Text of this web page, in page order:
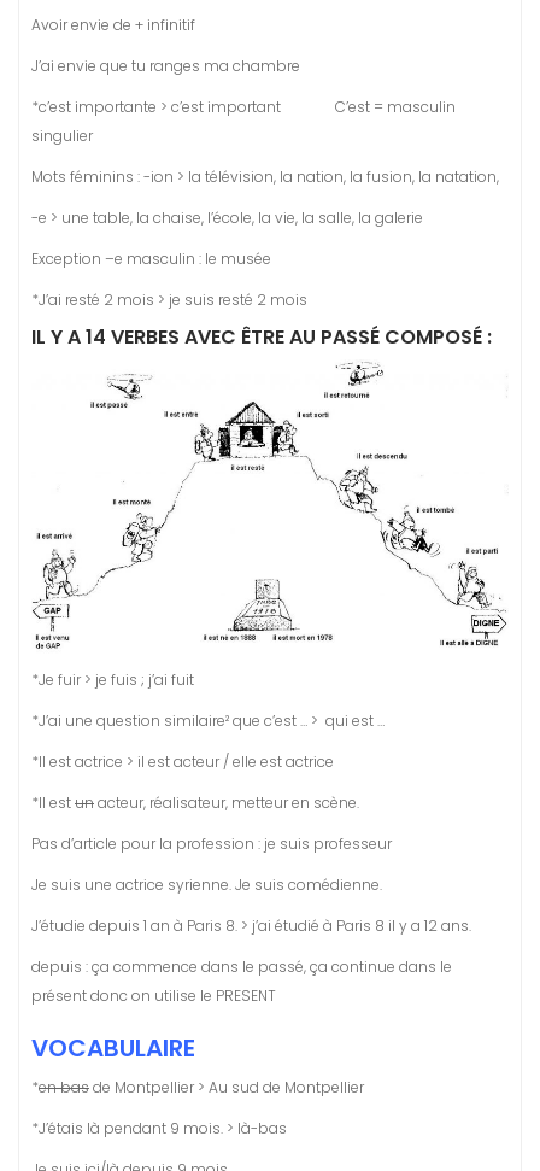
Avoir envie de + infinitif
J’ai envie que tu ranges ma chambre
*c’est importante > c’est important C’est = masculin
singulier
Mots féminins : -ion > la télévision, la nation, la fusion, la natation,
-e > une table, la chaise, l’école, la vie, la salle, la galerie
Exception –e masculin : le musée
*J’ai resté 2 mois > je suis resté 2 mois
IL Y A 14 VERBES AVEC ÊTRE AU PASSÉ COMPOSÉ :
*Je fuir > je fuis ; j’ai fuit
*J’ai une question similaire² que c’est … > qui est …
*Il est actrice > il est acteur / elle est actrice
*Il estunacteur, réalisateur, metteur en scène.
Pas d’article pour la profession : je suis professeur
Je suis une actrice syrienne. Je suis comédienne.
J’étudie depuis 1 an à Paris 8. > j’ai étudié à Paris 8 il y a 12 ans.
depuis : ça commence dans le passé, ça continue dans le
présent donc on utilise le PRESENT
VOCABULAIRE
*en basde Montpellier > Au sud de Montpellier
*J’étais là pendant 9 mois. > là-bas